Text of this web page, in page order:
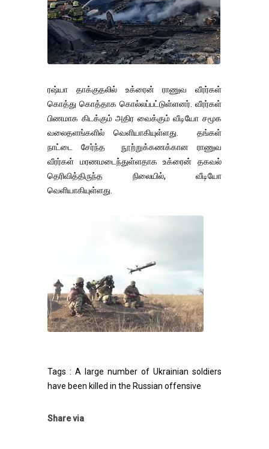
ரஷ்யா தாக்குதலில் உக்ரைன் ராணுவ வீரர்கள்
கொத்து கொத்தாக கொல்லப்பட்டுள்ளனர். வீரர்கள்
பிணமாக கிடக்கும் அதிர வைக்கும் வீடியோ சமூக
வலைதளங்களில் வெளியாகியுள்ளது. தங்கள்
நாட்டை சேர்ந்த நூற்றுக்கணக்கான ராணுவ
வீரர்கள் மரணமடைந்துள்ளதாக உக்ரைன் தகவல்
தெரிவித்திருந்த நிலையில், வீடியோ
வெளியாகியுள்ளது.
Tags : A large number of Ukrainian soldiers
have been killed in the Russian offensive
Share via